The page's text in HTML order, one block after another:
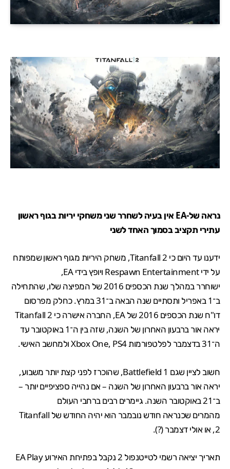
נראה של-EA אין בעיה לשחרר שני משחקי יריות בגוף ראשון
עתירי תקציב בסמוך האחד לשני
ידענו עד היום כי Titanfall 2, משחק היריות מגוף ראשון שמפותח
על ידי Respawn Entertainment ויופץ בידי EA,
ישוחרר במהלך שנת הכספים 2016 של המפיצה שלו, שהתחילה
ב־1 באפריל ותסתיים שנה הבאה ב־31 במרץ. כחלק מפרסום
דו"ח
שנת הכספים 2016 של EA, החברה אישרה כי Titanfall 2
יראה אור ברבעון האחרון של השנה, שזה בין ה־1 באוקטובר עד
ה־31 בדצמבר לפלטפורמות Xbox One, PS4 ולמחשב האישי.
חשוב לציין שגם Battlefield 1, שהוכרז לפני קצת יותר משבוע,
יראה אור ברבעון האחרון של השנה – אם נהייה ספציפיים יותר –
ב־21 באוקטובר השנה. גיימרים רבים ברחבי העולם
מהמרים שכנראה חודש נובמבר הוא יהיה החודש של Titanfall
2, או אולי דצמבר (?).
תאריך יציאה רשמי לטייטנפול 2 נקבל בפתיחת האירוע
EA Play